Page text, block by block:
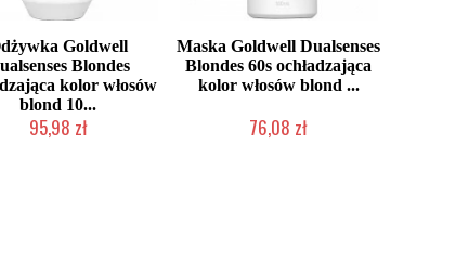
Goldwell
Blondes
kolor włosów
blond 10...
95,98 zł
Maska Goldwell Dualsenses
Blondes 60s ochładzająca
kolor włosów blond ...
76,08 zł